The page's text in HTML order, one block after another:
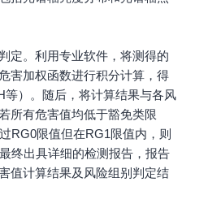
定。利用专业软件，将测得的
害加权函数进行积分计算，得
等）。随后，将计算结果与各风
所有危害值均低于豁免类限
RG0限值但在RG1限值内，则
终出具详细的检测报告，报告
值计算结果及风险组别判定结